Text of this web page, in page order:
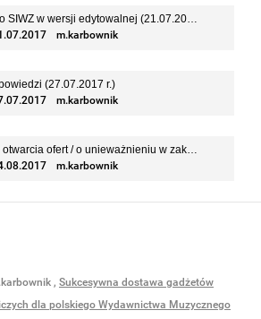
Załączniki do SIWZ w wersji edytowalnej (21.07.2017r.)
m.karbownik
(27.07.2017 r.)
m.karbownik
Informacja z otwarcia ofert / o unieważnieniu w zakresie części nr:2,3,4,5,6 (14.08.2017r.)
m.karbownik
, Sukcesywna dostawa gadżetów
dla polskiego Wydawnictwa Muzycznego